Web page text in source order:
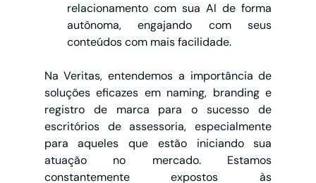
relacionamento com sua AI de forma
autônoma, engajando com seus
conteúdos com mais facilidade.
Na Veritas, entendemos a importância de
soluções eficazes em naming, branding e
registro de marca para o sucesso de
escritórios de assessoria, especialmente
para aqueles que estão iniciando sua
atuação no mercado. Estamos